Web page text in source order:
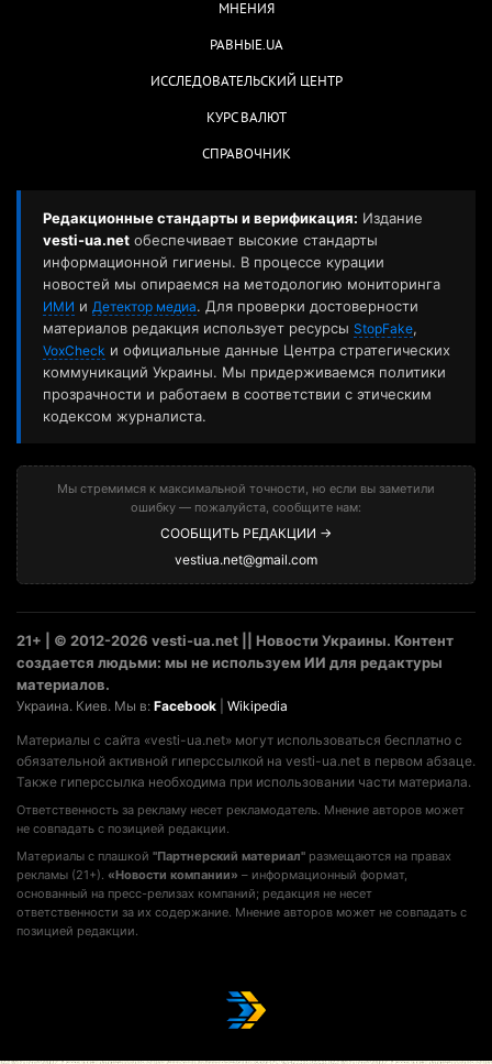
МНЕНИЯ
РАВНЫЕ.UA
ИССЛЕДОВАТЕЛЬСКИЙ ЦЕНТР
КУРС ВАЛЮТ
СПРАВОЧНИК
Редакционные стандарты и верификация: Издание
vesti-ua.net обеспечивает высокие стандарты
информационной гигиены. В процессе курации
новостей мы опираемся на методологию мониторинга
ИМИ и Детектор медиа. Для проверки достоверности
материалов редакция использует ресурсы StopFake,
VoxCheck и официальные данные Центра стратегических
коммуникаций Украины. Мы придерживаемся политики
прозрачности и работаем в соответствии с этическим
кодексом журналиста.
Мы стремимся к максимальной точности, но если вы заметили
ошибку — пожалуйста, сообщите нам:
СООБЩИТЬ РЕДАКЦИИ →
vestiua.net@gmail.com
21+ | © 2012-2026 vesti-ua.net || Новости Украины. Контент
создается людьми: мы не используем ИИ для редактуры
материалов.
Украина. Киев. Мы в: Facebook Wikipedia
Материалы с сайта «vesti-ua.net» могут использоваться бесплатно с
обязательной активной гиперссылкой на vesti-ua.net в первом абзаце.
Также гиперссылка необходима при использовании части материала.
Ответственность за рекламу несет рекламодатель. Мнение авторов может
не совпадать с позицией редакции.
Материалы с плашкой "Партнерский материал" размещаются на правах
рекламы (21+). «Новости компании» – информационный формат,
основанный на пресс-релизах компаний; редакция не несет
ответственности за их содержание. Мнение авторов может не совпадать с
позицией редакции.